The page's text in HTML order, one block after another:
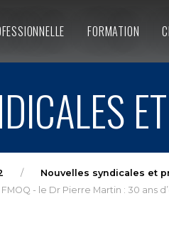
FORMATION
Nouvelles syndicales et
- le Dr Pierre Martin : 30 ans